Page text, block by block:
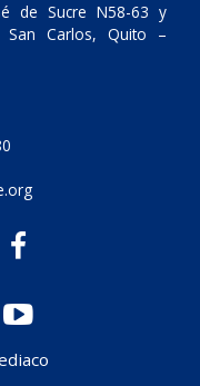
de Sucre N58-63 y
San Carlos, Quito –